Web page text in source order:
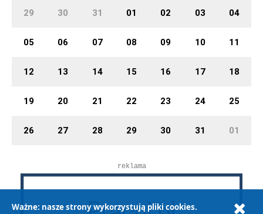
29 30 31 01 02 03 04
05 06 07 08 09 10 11
12 13 14 15 16 17 18
19 20 21 22 23 24 25
26 27 28 29 30 31 01
reklama
Ważne: nasze strony wykorzystują pliki cookies.